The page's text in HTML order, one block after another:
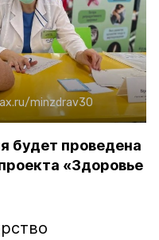
minzdrav30
будет проведена
«Здоровье